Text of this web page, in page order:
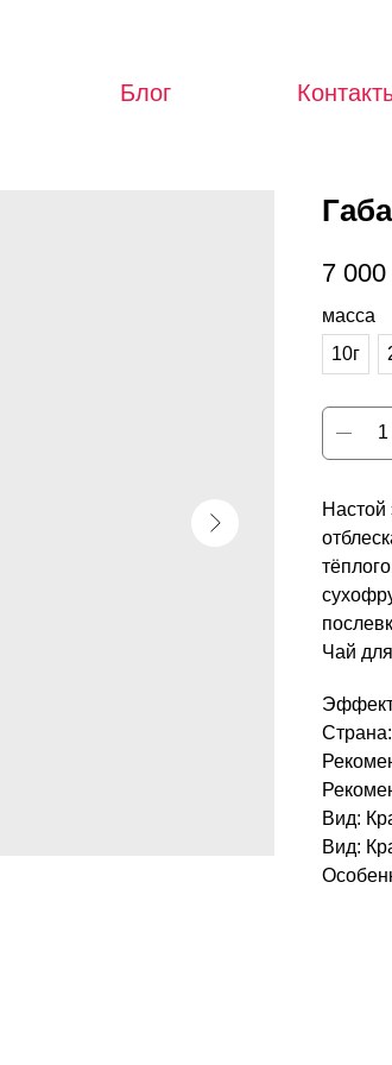
Блог
7 000
масса
10г
Настой
Чай
Вид:
Вид: